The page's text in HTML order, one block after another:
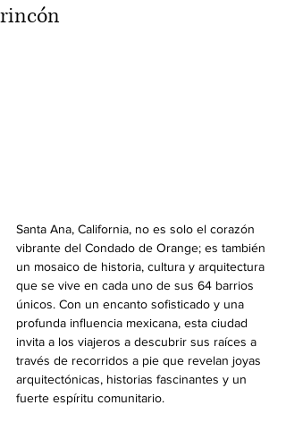
rincón
Santa Ana, California, no es solo el corazón
vibrante del Condado de Orange; es también
un mosaico de historia, cultura y arquitectura
que se vive en cada uno de sus 64 barrios
únicos. Con un encanto sofisticado y una
profunda influencia mexicana, esta ciudad
invita a los viajeros a descubrir sus raíces a
través de recorridos a pie que revelan joyas
arquitectónicas, historias fascinantes y un
fuerte espíritu comunitario.